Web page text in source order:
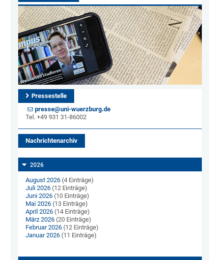
Pressestelle
presse@uni-wuerzburg.de
Tel. +49 931 31-86002
Nachrichtenarchiv
2026
August 2026 (4 Einträge)
Juli 2026 (12 Einträge)
Juni 2026 (10 Einträge)
Mai 2026 (13 Einträge)
April 2026 (14 Einträge)
März 2026 (20 Einträge)
Februar 2026 (12 Einträge)
Januar 2026 (11 Einträge)